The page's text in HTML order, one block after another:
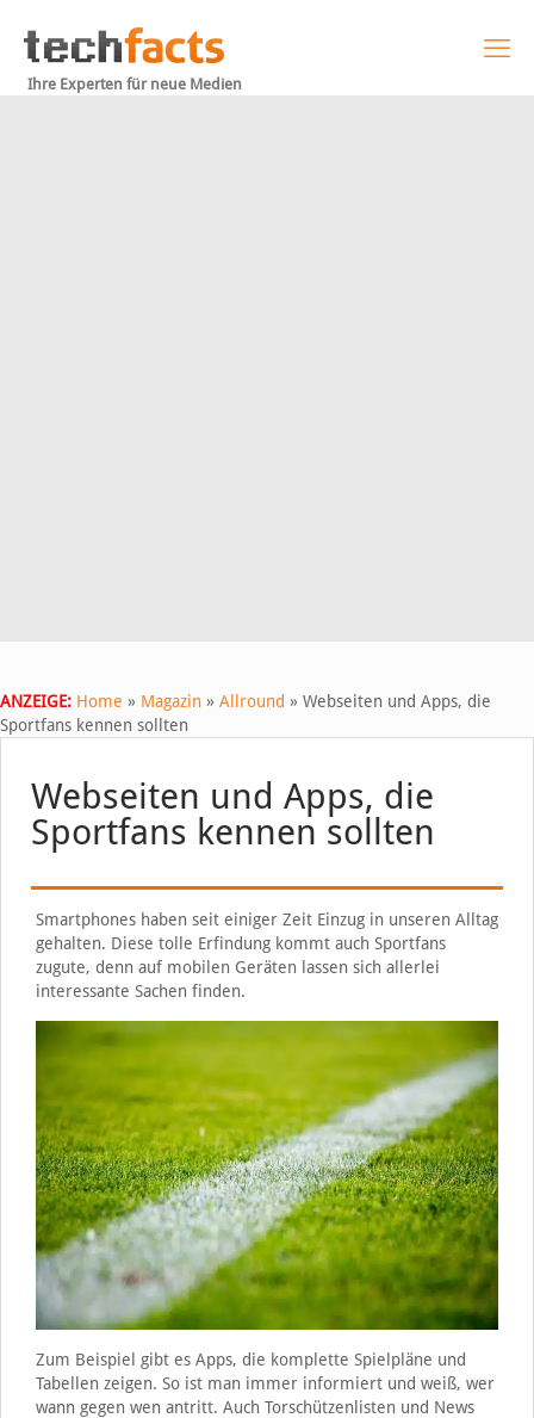
Ihre Experten für neue Medien
ANZEIGE: Home » Magazin » Allround » Webseiten und Apps, die
Sportfans kennen sollten
Webseiten und Apps, die
Sportfans kennen sollten
Smartphones haben seit einiger Zeit Einzug in unseren Alltag
gehalten. Diese tolle Erfindung kommt auch Sportfans
zugute, denn auf mobilen Geräten lassen sich allerlei
interessante Sachen finden.
Zum Beispiel gibt es Apps, die komplette Spielpläne und
Tabellen zeigen. So ist man immer informiert und weiß, wer
wann gegen wen antritt. Auch Torschützenlisten und News